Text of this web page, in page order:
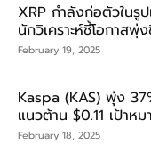
XRP กำลังก่อตัวในรู
นักวิเคราะห์ชี้โอกาสพุ่
February 19, 2025
Kaspa (KAS) พุ่ง
แนวต้าน $0.11 เป้าห
February 18, 2025